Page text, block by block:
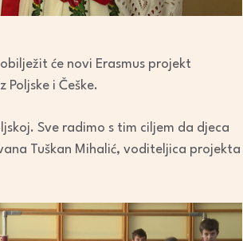
će novi Erasmus projekt
i Češke.
Sve radimo s tim ciljem da djeca
Tuškan Mihalić, voditeljica projekta